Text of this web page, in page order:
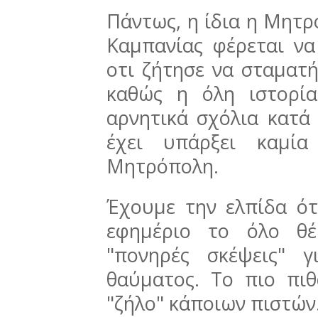
Πάντως, η ίδια η
Καμπανίας φέρεται
οτι ζήτησε να
καθώς η όλη
αρνητικά σχόλια
έχει υπάρξει
Μητρόπολη.
Έχουμε την ελπίδα
εφημέριο το όλο
"πονηρές σκέψεις"
θαύματος. Το πιο
"ζήλο" κάποιων